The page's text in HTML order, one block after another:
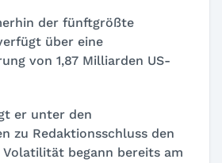
der fünftgrößte
über eine
von 1,87 Milliarden US-
er unter den
zu Redaktionsschluss den
Volatilität begann bereits am